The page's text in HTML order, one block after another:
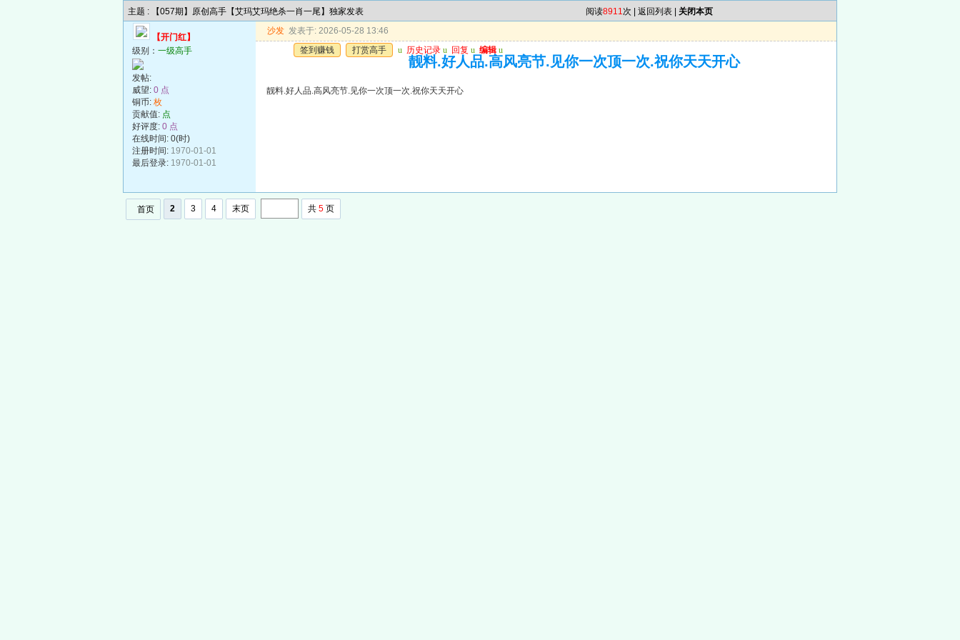
主题 : 【057期】原创高手【艾玛艾玛绝杀一肖一尾】独家发表 阅读8911次 | 返回列表 关闭本页
【开门红】
级别： 一级高手
发帖:
威望: 0 点
铜币: 枚
贡献值: 点
好评度: 0 点
在线时间: 0(时)
注册时间: 1970-01-01
最后登录: 1970-01-01
沙发 发表于: 2026-05-28 13:46
签到赚钱
打赏高手 u 历史记录 u 回复 u 编辑 u
靓料.好人品.高风亮节.见你一次顶一次.祝你天天开心
靓料.好人品.高风亮节.见你一次顶一次.祝你天天开心
首页 2 3 4 末页 共 5 页